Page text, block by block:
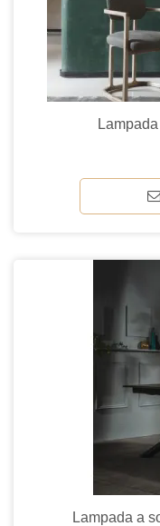
Lampada a